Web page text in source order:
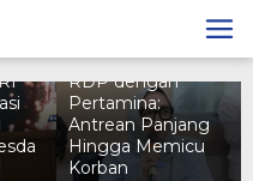
Susanti Meminta
Kelangkaan Solar
di Sumsel Diatasi,
RDP dengan
Pertamina:
Antrean Panjang
Hingga Memicu
Korban